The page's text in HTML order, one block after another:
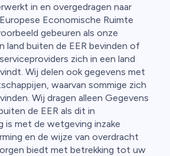
in en overgedragen naar
Economische Ruimte
gebeuren als onze
land buiten de EER bevinden of
zich in een land
Wij delen ook gegevens met
waarvan sommige zich
Wij dragen alleen Gegevens
de EER als dit in
is met de wetgeving inzake
en de wijze van overdracht
biedt met betrekking tot uw